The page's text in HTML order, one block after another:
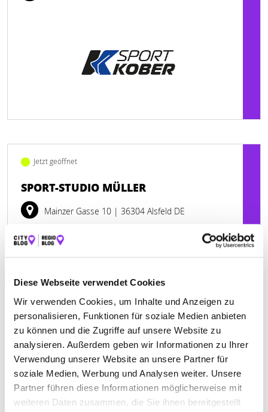
Diese Webseite verwendet Cookies
Wir verwenden Cookies, um Inhalte und Anzeigen zu
personalisieren, Funktionen für soziale Medien anbieten
zu können und die Zugriffe auf unsere Website zu
analysieren. Außerdem geben wir Informationen zu Ihrer
Verwendung unserer Website an unsere Partner für
soziale Medien, Werbung und Analysen weiter. Unsere
Partner führen diese Informationen möglicherweise mit
weiteren Daten zusammen, die Sie ihnen bereitgestellt
Jetzt geöffnet
SPORT-STUDIO MÜLLER
Mainzer Gasse 10 | 36304 Alsfeld DE
+49663174484